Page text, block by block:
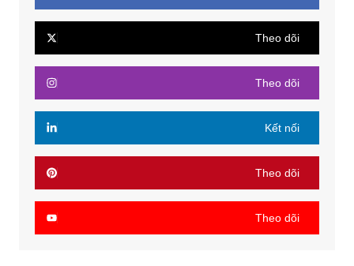
Theo dõi
Theo dõi
Kết nối
Theo dõi
Theo dõi